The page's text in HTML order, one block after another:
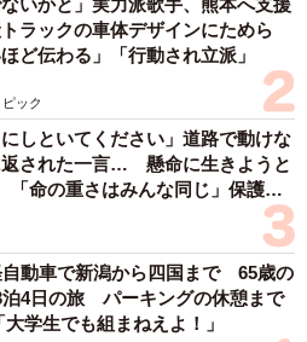
ないかと」実力派歌手、熊本へ支援
ラックの車体デザインにためら
ど伝わる」「行動され立派」
ック
にしといてください」道路で動けな
返された一言… 懸命に生きようと
命の重さはみんな同じ」保護団
自動車で新潟から四国まで 65歳の
泊4日の旅 パーキングの休憩まで
学生でも組まねえよ！」